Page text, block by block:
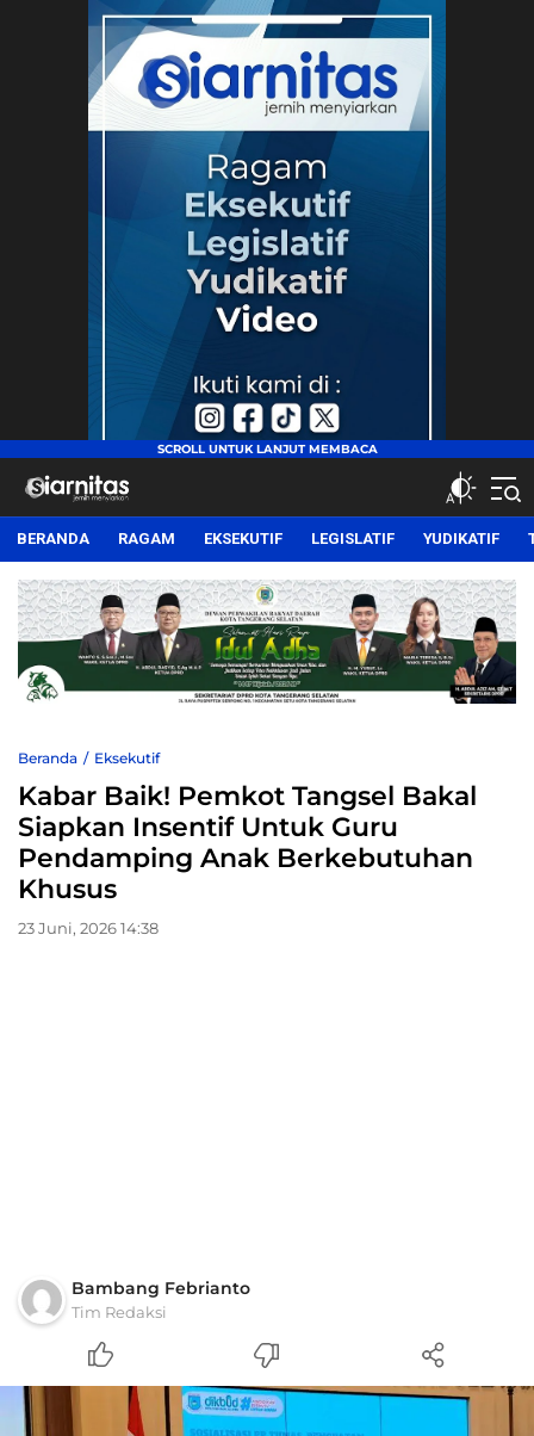
siarnitas
Jernih Menyiarkan
BERANDA RAGAM EKSEKUTIF LEGISLATIF YUDIKATIF
Beranda Eksekutif
Kabar Baik! Pemkot Tangsel Bakal
Siapkan Insentif Untuk Guru
Pendamping Anak Berkebutuhan
Khusus
23 Juni, 2026 14:38
Bambang Febrianto
Tim Redaksi